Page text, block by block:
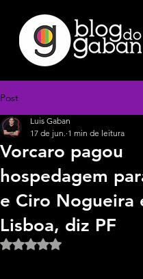
Post
Vorcaro pagou
hospedagem
e Ciro Nogueira
Lisboa, diz PF
Luis Gaban
17 de jun. 1 min de leitura
Avaliado com NaN de 5